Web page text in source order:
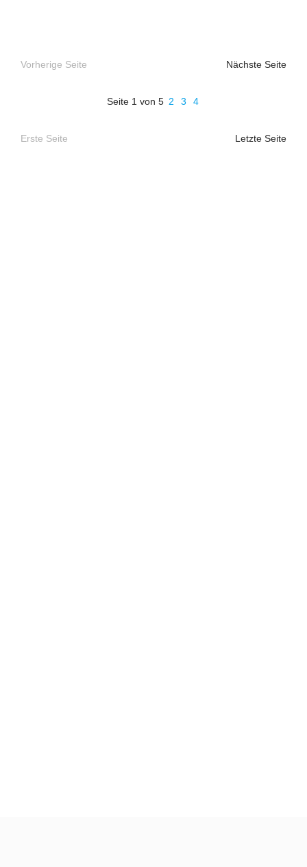
Erste Seite
Vorherige Seite
Seite 1 von 5 2 3 4
Nächste Seite
Letzte Seite